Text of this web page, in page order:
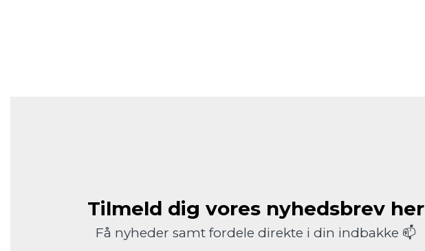
Tilmeld dig vores nyhedsbrev her
Få nyheder samt fordele direkte i din indbakke 📫